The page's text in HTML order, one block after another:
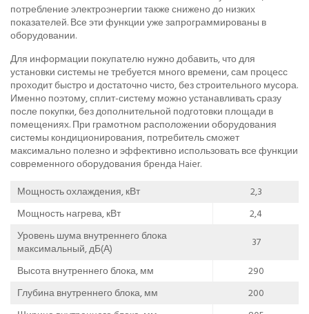
потребление электроэнергии также снижено до низких
показателей. Все эти функции уже запрограммированы в
оборудовании.
Для информации покупателю нужно добавить, что для
установки системы не требуется много времени, сам процесс
проходит быстро и достаточно чисто, без строительного мусора.
Именно поэтому, сплит-систему можно устанавливать сразу
после покупки, без дополнительной подготовки площади в
помещениях. При грамотном расположении оборудования
системы кондиционирования, потребитель сможет
максимально полезно и эффективно использовать все функции
современного оборудования бренда Haier.
Мощность охлаждения, кВт
2,3
Мощность нагрева, кВт
2,4
Уровень шума внутреннего блока
максимальный, дБ(А)
37
Высота внутреннего блока, мм
290
Глубина внутреннего блока, мм
200